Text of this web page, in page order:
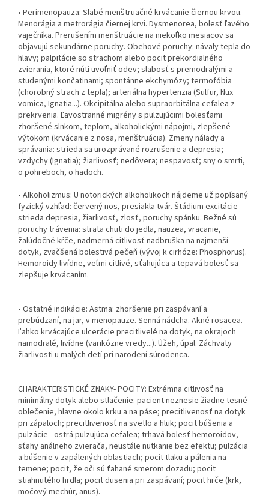
• Perimenopauza: Slabé menštruačné krvácanie čiernou krvou.
Menorágia a metrorágia čiernej krvi. Dysmenorea, bolesť ľavého
vaječníka. Prerušením menštruácie na niekoľko mesiacov sa
objavujú sekundárne poruchy. Obehové poruchy: návaly tepla do
hlavy; palpitácie so strachom alebo pocit prekordialného
zvierania, ktoré núti uvoľniť odev; slabosť s premodralými a
studenými končatinami; spontánne ekchymózy; termofóbia
(chorobný strach z tepla); arteriálna hypertenzia (Sulfur, Nux
vomica, Ignatia...). Okcipitálna alebo supraorbitálna cefalea z
prekrvenia. Ľavostranné migrény s pulzujúcimi bolesťami
zhoršené slnkom, teplom, alkoholickými nápojmi, zlepšené
výtokom (krvácanie z nosa, menštruácia). Zmeny nálady a
správania: strieda sa urozprávané rozrušenie a depresia;
vzdychy (Ignatia); žiarlivosť; nedôvera; nespavosť; sny o smrti,
o pohreboch, o hadoch.
• Alkoholizmus: U notorických alkoholikoch nájdeme už popísaný
fyzický vzhľad: červený nos, presiakla tvár. Štádium excitácie
strieda depresia, žiarlivosť, zlosť, poruchy spánku. Bežné sú
poruchy trávenia: strata chuti do jedla, nauzea, vracanie,
žalúdočné kŕče, nadmerná citlivosť nadbruška na najmenší
dotyk, zväčšená bolestivá pečeň (vývoj k cirhóze: Phosphorus).
Hemoroidy livídne, veľmi citlivé, sťahujúca a tepavá bolesť sa
zlepšuje krvácaním.
• Ostatné indikácie: Astma: zhoršenie pri zaspávaní a
prebúdzaní, na jar, v menopauze. Senná nádcha. Akné rosacea.
Ľahko krvácajúce ulcerácie precitlivelé na dotyk, na okrajoch
namodralé, livídne (varikózne vredy...). Úžeh, úpal. Záchvaty
žiarlivosti u malých detí pri narodení súrodenca.
CHARAKTERISTICKÉ ZNAKY- POCITY: Extrémna citlivosť na
minimálny dotyk alebo stlačenie: pacient neznesie žiadne tesné
oblečenie, hlavne okolo krku a na páse; precitlivenosť na dotyk
pri zápaloch; precitlivenosť na svetlo a hluk; pocit búšenia a
pulzácie - ostrá pulzujúca cefalea; trhavá bolesť hemoroidov,
sťahy análneho zvierača, neustále nutkanie bez efektu; pulzácia
a búšenie v zapálených oblastiach; pocit tlaku a pálenia na
temene; pocit, že oči sú ťahané smerom dozadu; pocit
stiahnutého hrdla; pocit dusenia pri zaspávaní; pocit hrče (krk,
močový mechúr, anus).